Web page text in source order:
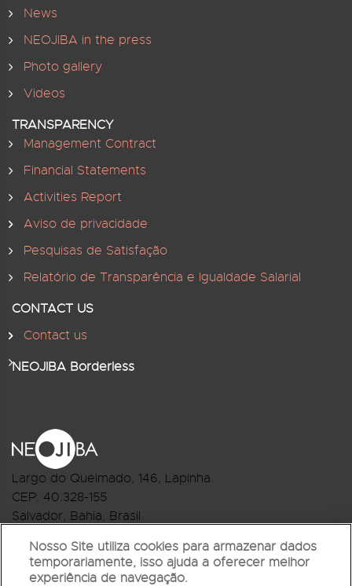
News
NEOJIBA in the press
Photo gallery
Videos
TRANSPARENCY
Management Contract
Financial Statements
Activities Report
Aviso de privacidade
Pesquisas de Satisfação
Relatório de Transparência e Igualdade Salarial
CONTACT US
Contact us
NEOJIBA Borderless
Largo do Queimado, 146, Lapinha
CEP: 40.328-155
Salvador, Bahia, Brasil
R.Monte Castelo Nº 62, Bairro Barbalho
Nosso Site utiliza cookies para armazenar dados
temporariamente, isso ajuda a oferecer melhor
experiência de navegação.